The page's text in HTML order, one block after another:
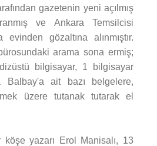
gazetenin yeni açılmış
ve Ankara Temsilcisi
gözaltına alınmıştır.
arama sona ermiş;
bilgisayar, 1 bilgisayar
Balbay'a ait bazı belgelere,
üzere tutanak tutarak el
yazarı Erol Manisalı, 13